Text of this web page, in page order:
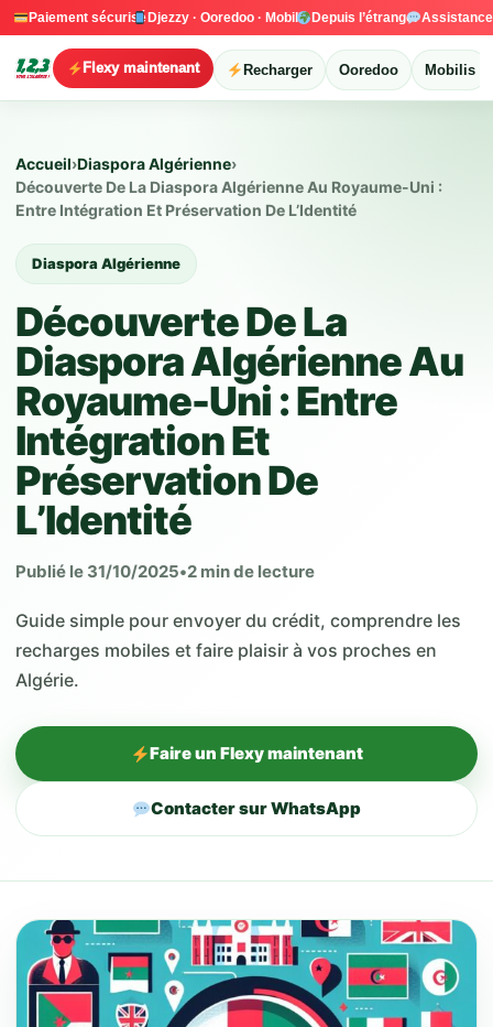
Paiement sécurisé Djezzy · Ooredoo · Mobilis Depuis l’étranger
Recharger Ooredoo Mobilis
Flexy maintenant
Accueil›Diaspora Algérienne›
Découverte De La Diaspora Algérienne Au Royaume-Uni :
Entre Intégration Et Préservation De L’Identité
Diaspora Algérienne
Découverte De La
Diaspora Algérienne Au
Royaume-Uni : Entre
Intégration Et
Préservation De
L’Identité
Publié le 31/10/2025•2 min de lecture
Guide simple pour envoyer du crédit, comprendre les
recharges mobiles et faire plaisir à vos proches en
Algérie.
Faire un Flexy maintenant
Contacter sur WhatsApp